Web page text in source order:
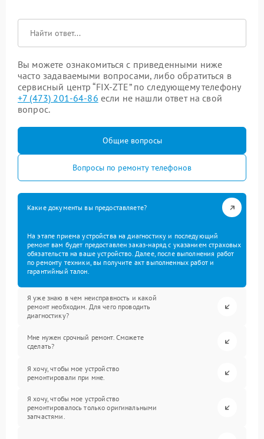
Вы можете ознакомиться с приведенными ниже
часто задаваемыми вопросами, либо обратиться в
сервисный центр “FIX-ZTE” по следующему телефону
+7 (473) 201-64-86 если не нашли ответ на свой
вопрос.
Общие вопросы
Вопросы по ремонту телефонов
Какие документы вы предоставляете?
На этапе приема устройства на диагностику и последующий
ремонт вам будет предоставлен заказ-наряд с указанием страховых
обязательств на ваше устройство. Далее, после выполнения работ
по ремонту техники, вы получите акт выполненных работ и
гарантийный талон.
Я уже знаю в чем неисправность и какой
ремонт необходим. Для чего проводить
диагностику?
Мне нужен срочный ремонт. Сможете
сделать?
Я хочу, чтобы мое устройство
ремонтировали при мне.
Я хочу, чтобы мое устройство
ремонтировалось только оригинальными
запчастями.